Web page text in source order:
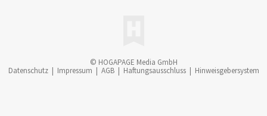
© HOGAPAGE Media GmbH
Datenschutz | Impressum | AGB | Haftungsausschluss | Hinweisgebersystem